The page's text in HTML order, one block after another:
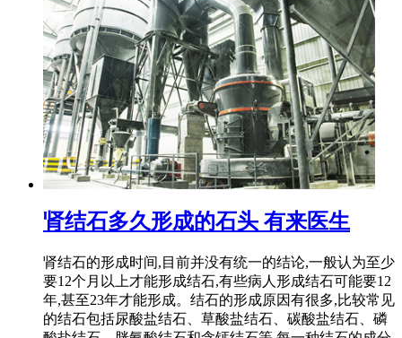
肾结石多久形成的石头 有来医生
肾结石的形成时间,目前并没有统一的结论,一般认为至少
要12个月以上才能形成结石,有些病人形成结石可能要12
年,甚至23年才能形成。结石的形成原因有很多,比较常见
的结石包括尿酸盐结石、草酸盐结石、碳酸盐结石、磷